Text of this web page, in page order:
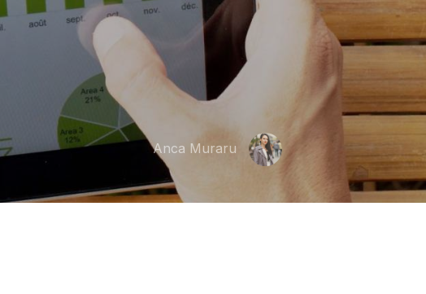
Anca Muraru